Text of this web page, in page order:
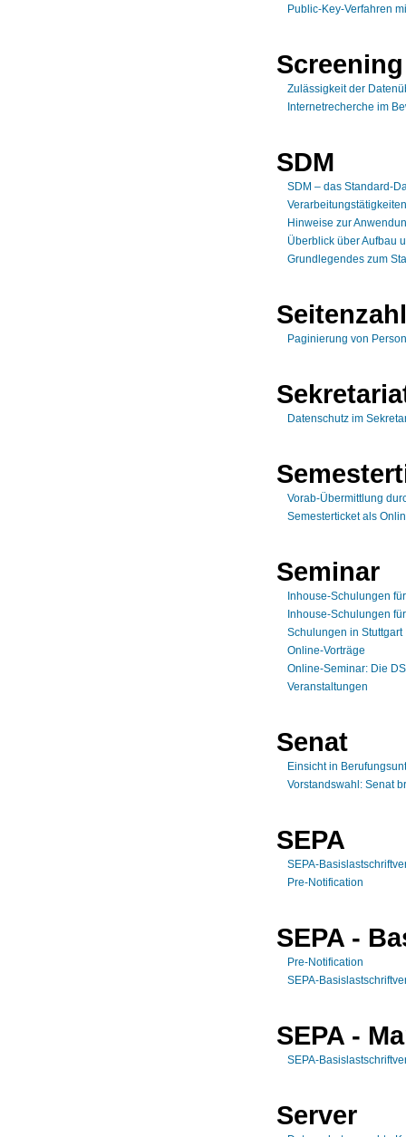
Public-Key-Verfahren
Screening
Zulässigkeit der
Internetrecherche im
SDM
SDM – das Standard-
Hinweise zur
Überblick über Aufbau
Grundlegendes zum
Seitenzahl
Paginierung von
Datenschutz im
Vorab-Übermittlung
Semesterticket als
Seminar
Inhouse-Schulungen
Inhouse-Schulungen
Schulungen in Stuttgart
Online-Vorträge
Online-Seminar: Die
Veranstaltungen
Senat
Einsicht in
Vorstandswahl: Senat
SEPA
SEPA-
Pre-Notification
SEPA -
Pre-Notification
SEPA-
SEPA -
SEPA-
Server